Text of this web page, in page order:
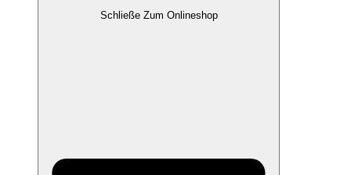
Schließe Zum Onlineshop